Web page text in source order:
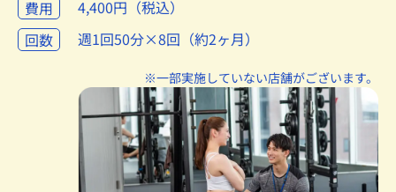
費用
4,400円（税込）
回数
週1回50分×8回（約2ヶ月）
※一部実施していない店舗がございます。